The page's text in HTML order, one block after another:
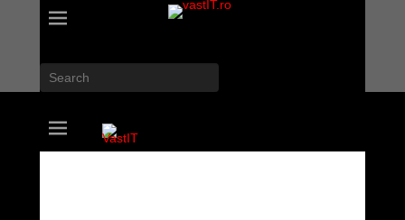
Search
vastIT.ro
Blog de Tehnologie